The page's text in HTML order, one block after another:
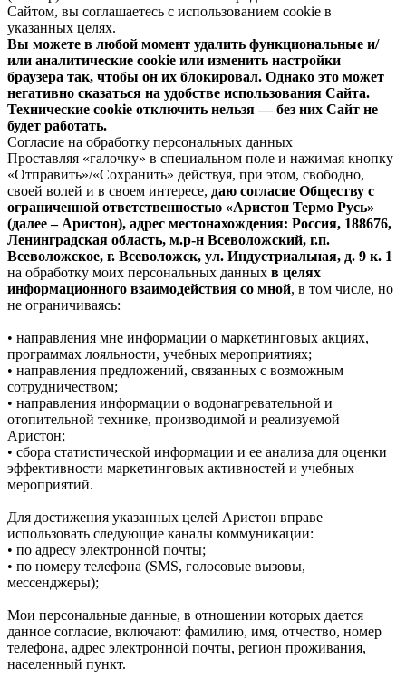
Сайтом, вы соглашаетесь с использованием cookie в
указанных целях.
Вы можете в любой момент удалить функциональные и/
или аналитические cookie или изменить настройки
браузера так, чтобы он их блокировал. Однако это может
негативно сказаться на удобстве использования Сайта.
Технические cookie отключить нельзя — без них Сайт не
будет работать.
Согласие на обработку персональных данных
Проставляя «галочку» в специальном поле и нажимая кнопку
«Отправить»/«Сохранить» действуя, при этом, свободно,
своей волей и в своем интересе, даю согласие Обществу с
ограниченной ответственностью «Аристон Термо Русь»
(далее – Аристон), адрес местонахождения: Россия, 188676,
Ленинградская область, м.р-н Всеволожский, г.п.
Всеволожское, г. Всеволожск, ул. Индустриальная, д. 9 к. 1
на обработку моих персональных данных в целях
информационного взаимодействия со мной, в том числе, но
не ограничиваясь:
• направления мне информации о маркетинговых акциях,
программах лояльности, учебных мероприятиях;
• направления предложений, связанных с возможным
сотрудничеством;
• направления информации о водонагревательной и
отопительной технике, производимой и реализуемой
Аристон;
• сбора статистической информации и ее анализа для оценки
эффективности маркетинговых активностей и учебных
мероприятий.
Для достижения указанных целей Аристон вправе
использовать следующие каналы коммуникации:
• по адресу электронной почты;
• по номеру телефона (SMS, голосовые вызовы,
мессенджеры);
Мои персональные данные, в отношении которых дается
данное согласие, включают: фамилию, имя, отчество, номер
телефона, адрес электронной почты, регион проживания,
населенный пункт.